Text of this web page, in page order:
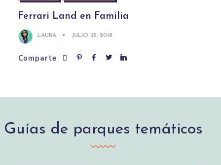
Ferrari Land en Familia
LAURA JULIO 25, 2018
Comparte
Guías de parques temáticos